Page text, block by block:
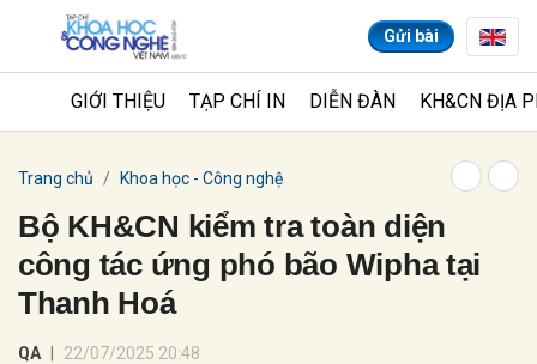
Gửi bài
GIỚI THIỆU TẠP CHÍ IN DIỄN ĐÀN KH&CN ĐỊA
Trang chủ Khoa học - Công nghệ
Bộ KH&CN kiểm tra toàn diện
công tác ứng phó bão Wipha tại
Thanh Hoá
QA 22/07/2025 20:48
Gửi bình luận